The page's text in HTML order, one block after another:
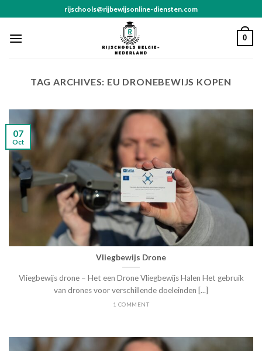
to
content
rijschools@rijbewijsonline-diensten.com
0
TAG ARCHIVES: EU DRONEBEWIJS KOPEN
Vliegbewijs Drone
Vliegbewijs drone – Het een Drone Vliegbewijs Halen Het gebruik
van drones voor verschillende doeleinden [...]
1 COMMENT
07
Oct